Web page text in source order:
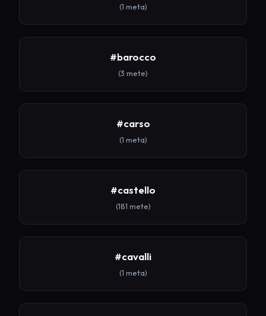
(1 meta)
#barocco
(3 mete)
#carso
(1 meta)
#castello
(181 mete)
#cavalli
(1 meta)